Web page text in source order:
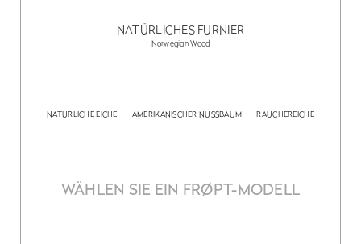
NATÜRLICHES FURNIER
Norwegian Wood
NATÜRLICHE EICHE AMERIKANISCHER NUSSBAUM RÄUCHEREICHE
WÄHLEN SIE EIN FRØPT-MODELL